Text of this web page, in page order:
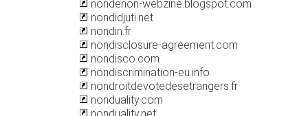
nondenon-webzine.blogspot.com
nondidjuti.net
nondin.fr
nondisclosure-agreement.com
nondisco.com
nondiscrimination-eu.info
nondroitdevotedesetrangers.fr
nonduality.com